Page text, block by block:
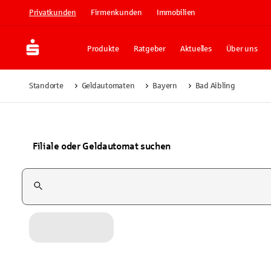
Privatkunden Firmenkunden Immobilien
Produkte Ratgeber Aktuelles Über uns
Standorte Geldautomaten Bayern Bad Aibling
Filiale oder Geldautomat suchen
Suchfeld